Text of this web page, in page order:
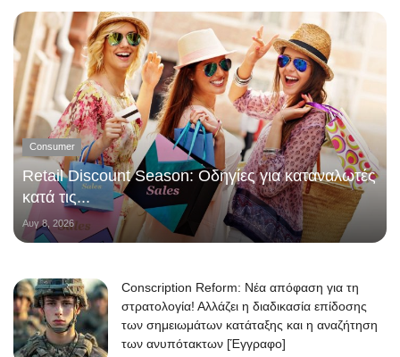
Consumer
Retail Discount Season: Οδηγίες για καταναλωτές
κατά τις...
Αυγ 8, 2026
Conscription Reform: Νέα απόφαση για τη
στρατολογία! Αλλάζει η διαδικασία επίδοσης
των σημειωμάτων κατάταξης και η αναζήτηση
των ανυπότακτων [Έγγραφο]